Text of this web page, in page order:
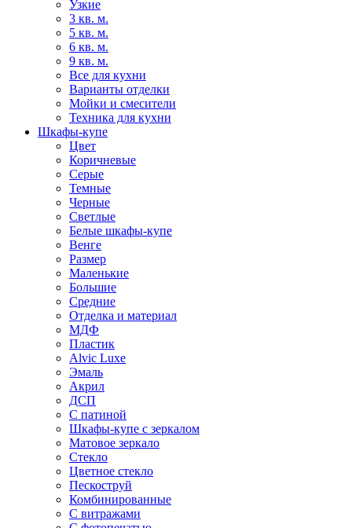
Узкие
3 кв. м.
5 кв. м.
6 кв. м.
9 кв. м.
Все для кухни
Варианты отделки
Мойки и смесители
Техника для кухни
Шкафы-купе
Цвет
Коричневые
Серые
Темные
Черные
Светлые
Белые шкафы-купе
Венге
Размер
Маленькие
Большие
Средние
Отделка и материал
МДФ
Пластик
Alvic Luxe
Эмаль
Акрил
ДСП
С патиной
Шкафы-купе с зеркалом
Матовое зеркало
Стекло
Цветное стекло
Пескоструй
Комбинированные
С витражами